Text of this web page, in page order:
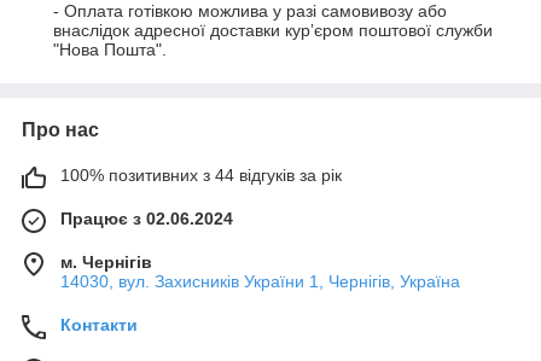
- Оплата готівкою можлива у разі самовивозу або
внаслідок адресної доставки курʼєром поштової служби
"Нова Пошта".
Про нас
100% позитивних з 44 відгуків за рік
Працює з 02.06.2024
м. Чернігів
14030, вул. Захисників України 1, Чернігів, Україна
Контакти